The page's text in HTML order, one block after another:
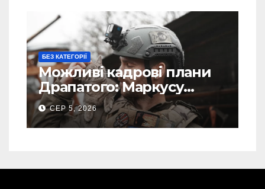
БЕЗ КАТЕГОРІЇ
Можливі кадрові плани
Драпатого: Маркусу
пророкують важливу
посаду у ЗСУ
СЕР 5, 2026